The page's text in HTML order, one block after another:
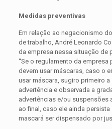
Medidas preventivas
Em relação ao negacionismo
de trabalho, André Leonardo
da empresa nessa situação de
“Se o regulamento da
devem usar máscaras, caso o
usar máscara, sugiro primeiro
advertência e observada a
advertências e/ou suspensões
ao final, caso ele ainda
mascará ser dispensado por